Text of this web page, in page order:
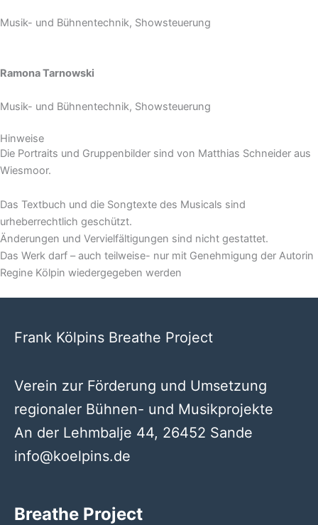
Musik- und Bühnentechnik, Showsteuerung
Ramona Tarnowski
Musik- und Bühnentechnik, Showsteuerung
Hinweise
Die Portraits und Gruppenbilder sind von Matthias Schneider aus
Wiesmoor.
Das Textbuch und die Songtexte des Musicals sind
urheberrechtlich geschützt.
Änderungen und Vervielfältigungen sind nicht gestattet.
Das Werk darf – auch teilweise- nur mit Genehmigung der Autorin
Regine Kölpin wiedergegeben werden
Frank Kölpins Breathe Project
Verein zur Förderung und Umsetzung
regionaler Bühnen- und Musikprojekte
An der Lehmbalje 44, 26452 Sande
info@koelpins.de
Breathe Project